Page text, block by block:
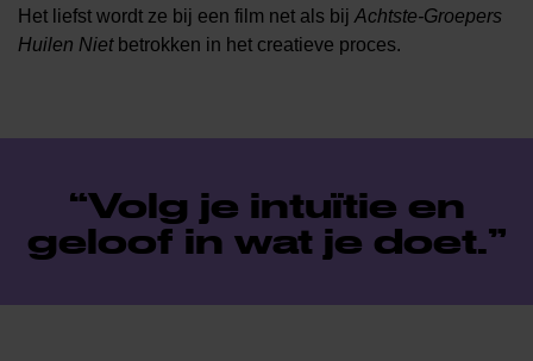
Het liefst wordt ze bij een film net als bij Achtste-Groepers
Huilen Nietbetrokken in het creatieve proces.
Volg je intuïtie en
geloof in wat je doet.